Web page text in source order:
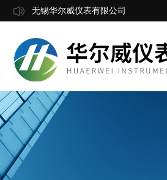
无锡华尔威仪表有限公司